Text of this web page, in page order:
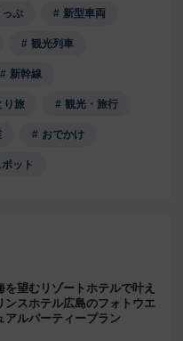
っぷ 新型車両
観光列車
新幹線
り旅 観光・旅行
おでかけ
ット
を望むリゾートホテルで叶え
ンスホテル広島のフォトウエ
アルパーティープラン